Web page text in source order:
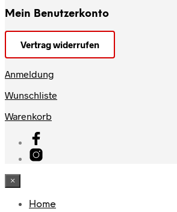
Mein Benutzerkonto
Vertrag widerrufen
Anmeldung
Wunschliste
Warenkorb
×
Home